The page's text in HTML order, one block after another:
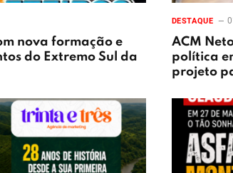
nova formação e
do Extremo Sul da
DESTAQUE
ACM
política
projeto